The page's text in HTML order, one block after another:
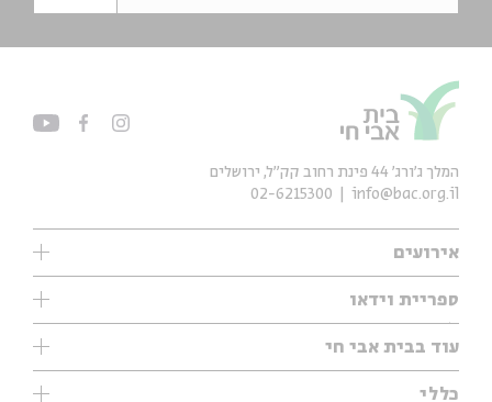
אירועים
עיון
אנגלית
נוער
ספריית וידאו
ילדים
מוזיקה
עיון
עוד בבית אבי חי
תערוכות
כללי
המלך ג'ורג' 44 פינת רחוב קק״ל, ירושלים
info@bac.org.il
02-6215300